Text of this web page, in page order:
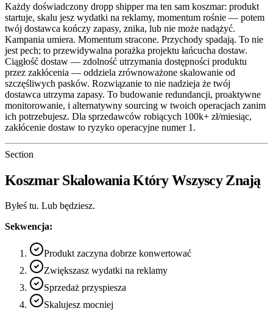
Każdy doświadczony dropp shipper ma ten sam koszmar: produkt
startuje, skalu jesz wydatki na reklamy, momentum rośnie — potem
twój dostawca kończy zapasy, znika, lub nie może nadążyć.
Kampania umiera. Momentum stracone. Przychody spadają. To nie
jest pech; to przewidywalna porażka projektu łańcucha dostaw.
Ciągłość dostaw — zdolność utrzymania dostępności produktu
przez zakłócenia — oddziela zrównoważone skalowanie od
szczęśliwych pasków. Rozwiązanie to nie nadzieja że twój
dostawca utrzyma zapasy. To budowanie redundancji, proaktywne
monitorowanie, i alternatywny sourcing w twoich operacjach zanim
ich potrzebujesz. Dla sprzedawców robiących 100k+ zł/miesiąc,
zakłócenie dostaw to ryzyko operacyjne numer 1.
Section
Koszmar Skalowania Który Wszyscy Znają
Byłeś tu. Lub będziesz.
Sekwencja:
Produkt zaczyna dobrze konwertować
Zwiększasz wydatki na reklamy
Sprzedaż przyspiesza
Skalujesz mocniej